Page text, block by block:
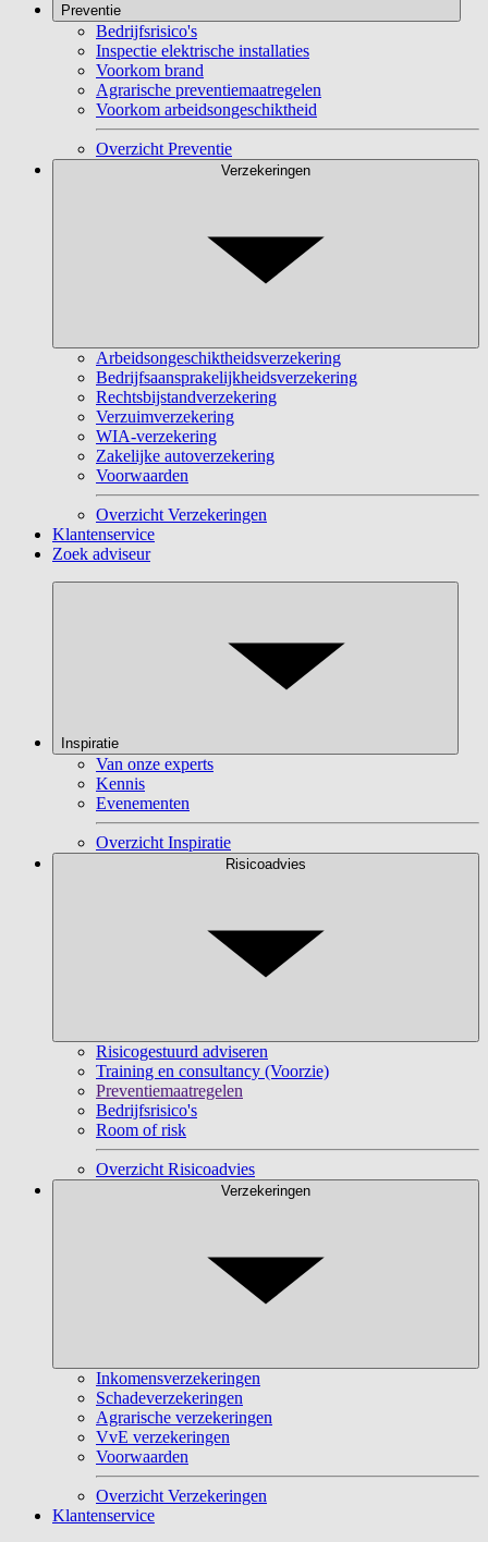
Preventie
Bedrijfsrisico's
Inspectie elektrische installaties
Voorkom brand
Agrarische preventiemaatregelen
Voorkom arbeidsongeschiktheid
Overzicht Preventie
Verzekeringen
Arbeidsongeschiktheidsverzekering
Bedrijfsaansprakelijkheidsverzekering
Rechtsbijstandverzekering
Verzuimverzekering
WIA-verzekering
Zakelijke autoverzekering
Voorwaarden
Overzicht Verzekeringen
Klantenservice
Zoek adviseur
Inspiratie
Van onze experts
Kennis
Evenementen
Overzicht Inspiratie
Risicoadvies
Risicogestuurd adviseren
Training en consultancy (Voorzie)
Preventiemaatregelen
Bedrijfsrisico's
Room of risk
Overzicht Risicoadvies
Verzekeringen
Inkomensverzekeringen
Schadeverzekeringen
Agrarische verzekeringen
VvE verzekeringen
Voorwaarden
Overzicht Verzekeringen
Klantenservice